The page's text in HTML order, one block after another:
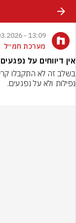
13:09 - 12.03.2026
מערכת חמ״ל
אין דיווחים על
נפילות ולא על נפגעים.